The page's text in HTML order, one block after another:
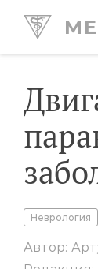
Неврология
Автор: